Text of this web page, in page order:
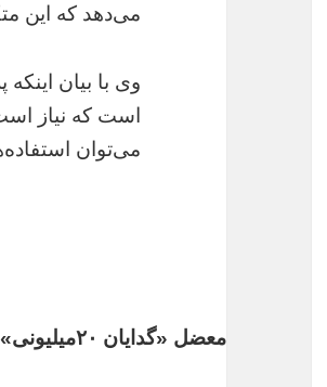
می‌دهد که این
وی با بیان
است که نیاز
می‌توان
معضل «گدایان ۲۰میلیونی» پایتخت